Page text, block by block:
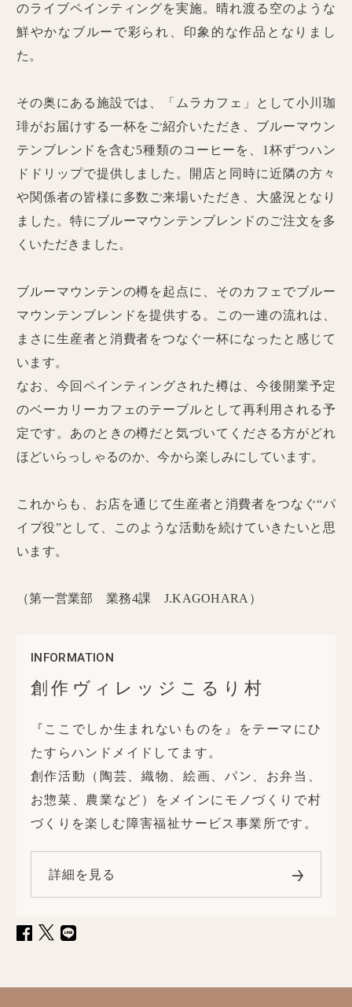
のライブペインティングを実施。晴れ渡る空のような
鮮やかなブルーで彩られ、印象的な作品となりまし
た。
その奥にある施設では、「ムラカフェ」として小川珈
琲がお届けする一杯をご紹介いただき、ブルーマウン
テンブレンドを含む5種類のコーヒーを、1杯ずつハン
ドドリップで提供しました。開店と同時に近隣の方々
や関係者の皆様に多数ご来場いただき、大盛況となり
ました。特にブルーマウンテンブレンドのご注文を多
くいただきました。
ブルーマウンテンの樽を起点に、そのカフェでブルー
マウンテンブレンドを提供する。この一連の流れは、
まさに生産者と消費者をつなぐ一杯になったと感じて
います。
なお、今回ペインティングされた樽は、今後開業予定
のベーカリーカフェのテーブルとして再利用される予
定です。あのときの樽だと気づいてくださる方がどれ
ほどいらっしゃるのか、今から楽しみにしています。
これからも、お店を通じて生産者と消費者をつなぐ“パ
イプ役”として、このような活動を続けていきたいと思
います。
（第一営業部 業務4課 J.KAGOHARA）
INFORMATION
創作ヴィレッジこるり村
『ここでしか生まれないものを』をテーマにひ
たすらハンドメイドしてます。
創作活動（陶芸、織物、絵画、パン、お弁当、
お惣菜、農業など）をメインにモノづくりで村
づくりを楽しむ障害福祉サービス事業所です。
詳細を見る